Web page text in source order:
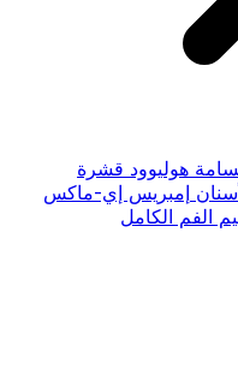
هوليوود قشرة
إمبريس إي-ماكس
الفم الكامل